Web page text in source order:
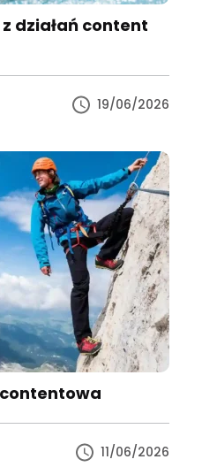
działań content
19/06/2026
11/06/2026